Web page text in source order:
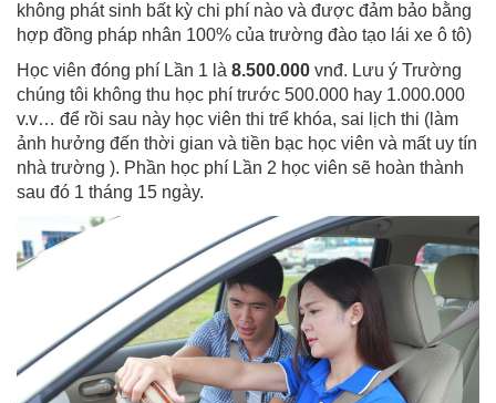
không phát sinh bất kỳ chi phí nào và được đảm bảo bằng
hợp đồng pháp nhân 100% của trường đào tạo lái xe ô tô)
Học viên đóng phí Lần 1 là 8.500.000 vnđ. Lưu ý Trường
chúng tôi không thu học phí trước 500.000 hay 1.000.000
v.v… để rồi sau này học viên thi trể khóa, sai lịch thi (làm
ảnh hưởng đến thời gian và tiền bạc học viên và mất uy tín
nhà trường ). Phần học phí Lần 2 học viên sẽ hoàn thành
sau đó 1 tháng 15 ngày.